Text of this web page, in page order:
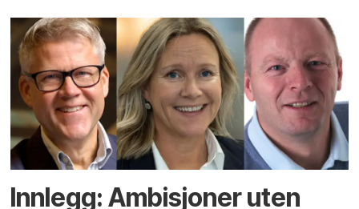
Innlegg: Ambisjoner uten